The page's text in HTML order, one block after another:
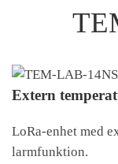
Extern
LoRa-enhet med
larmfunktion.